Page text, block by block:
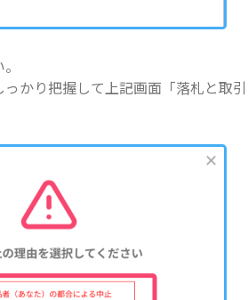
かり把握して上記画面「落札と取